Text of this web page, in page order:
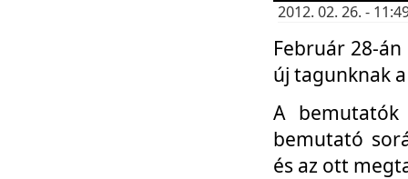
2012. 02. 26. -
Február 28-
új tagunknak
A
bemutató
és az ott